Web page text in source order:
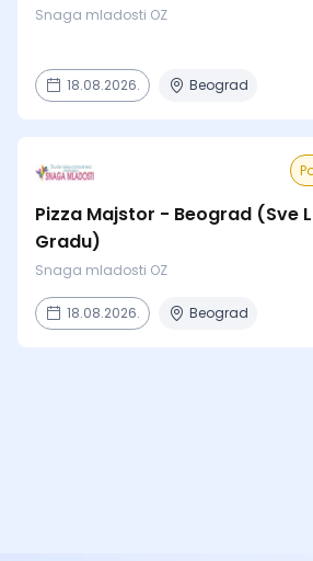
Snaga mladosti OZ
18.08.2026. Beograd
Pizza Majstor - Beograd (Sve
Gradu)
Snaga mladosti OZ
18.08.2026. Beograd